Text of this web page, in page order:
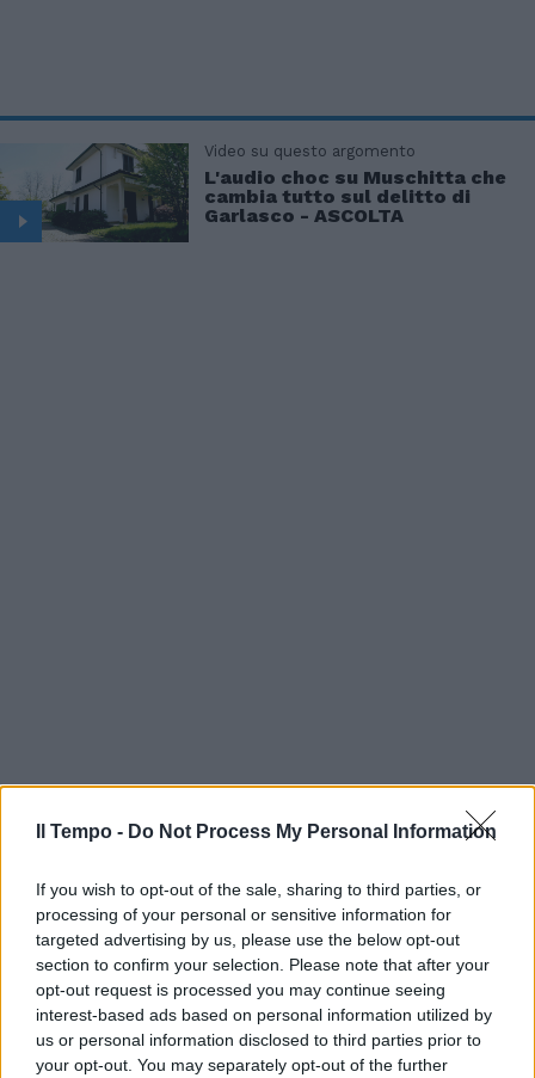
Il Tempo - Do Not Process My Personal Information
If you wish to opt-out of the sale, sharing to third parties, or
processing of your personal or sensitive information for
targeted advertising by us, please use the below opt-out
section to confirm your selection. Please note that after your
opt-out request is processed you may continue seeing
interest-based ads based on personal information utilized by
us or personal information disclosed to third parties prior to
your opt-out. You may separately opt-out of the further
Video su questo argomento
L'audio choc su Muschitta che
cambia tutto sul delitto di
Garlasco - ASCOLTA